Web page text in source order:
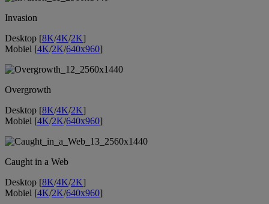
Invasion
Desktop [8K/4K/2K]
Mobiel [4K/2K/640x960]
Overgrowth
Desktop [8K/4K/2K]
Mobiel [4K/2K/640x960]
Caught in a Web
Desktop [8K/4K/2K]
Mobiel [4K/2K/640x960]